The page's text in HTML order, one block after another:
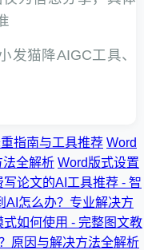
发猫降AIGC工具、
指南与工具推荐 Word
法全解析 Word版式设置
写论文的AI工具推荐 - 智
AI怎么办？专业解决方
式如何使用 - 完整图文教
原因与解决方法全解析